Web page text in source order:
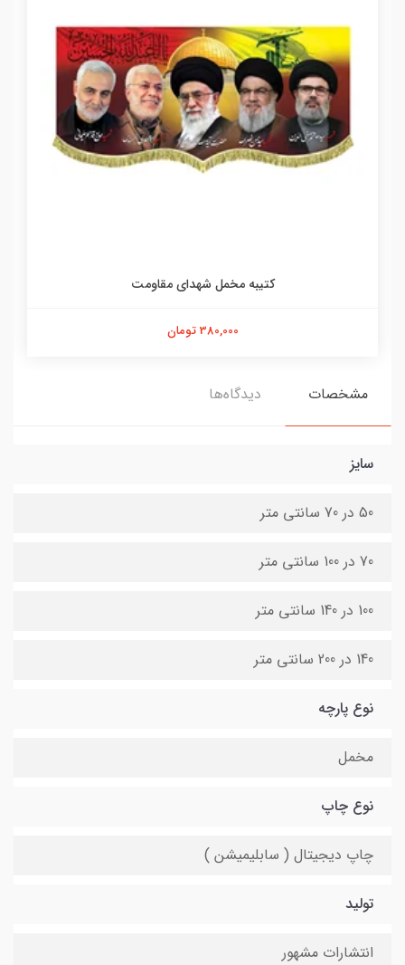
کتیبه مخمل شهدای مقاومت
380,000 تومان
مشخصات دیدگاه‌ها
سایز
50 در 70 سانتی متر
70 در 100 سانتی متر
100 در 140 سانتی متر
140 در 200 سانتی متر
نوع پارچه
مخمل
نوع چاپ
چاپ دیجیتال ( سابلیمیشن )
تولید
انتشارات مشهور